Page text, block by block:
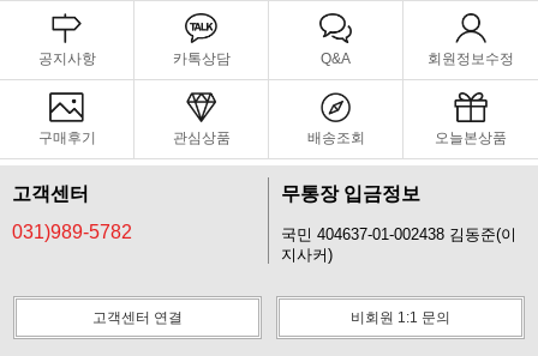
공지사항 카톡상담 Q&A 회원정보수정
구매후기 관심상품 배송조회 오늘본상품
고객센터
031)989-5782
무통장 입금정보
국민 404637-01-002438 김동준(이
지사커)
고객센터 연결 비회원 1:1 문의